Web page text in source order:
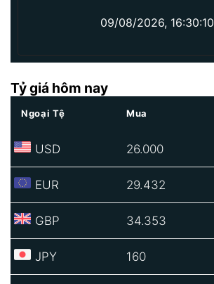
09/08/2026, 16:30:10
Tỷ giá hôm nay
Ngoại Tệ Mua
USD 26.000
EUR 29.432
GBP 34.353
JPY 160